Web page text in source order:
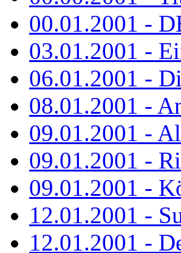
00.01.2001 -
03.01.2001 -
06.01.2001 -
08.01.2001 -
09.01.2001 -
09.01.2001 -
09.01.2001 -
12.01.2001 -
12.01.2001 -